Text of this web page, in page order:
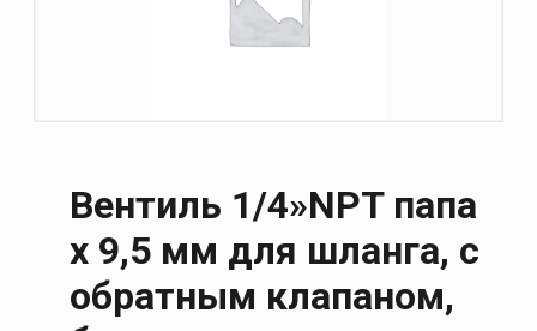
Вентиль 1/4»NPT папа
x 9,5 мм для шланга, с
обратным клапаном,